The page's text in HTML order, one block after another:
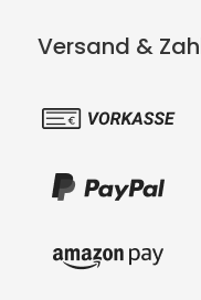
Versand &